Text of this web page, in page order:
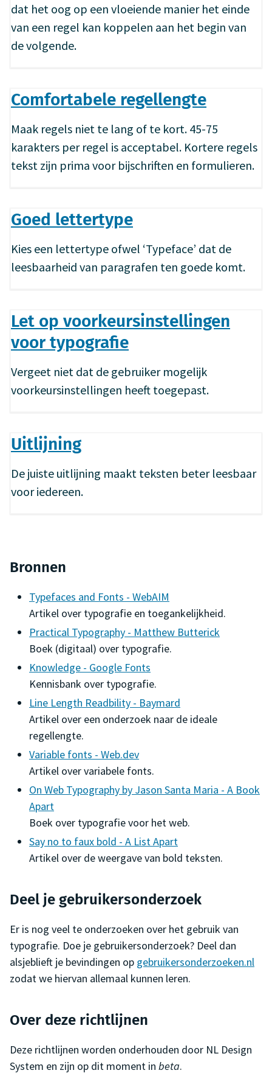
dat het oog op een vloeiende manier het einde
van een regel kan koppelen aan het begin van
de volgende.
Comfortabele regellengte
Maak regels niet te lang of te kort. 45-75
karakters per regel is acceptabel. Kortere regels
tekst zijn prima voor bijschriften en formulieren.
Goed lettertype
Kies een lettertype ofwel ‘Typeface’ dat de
leesbaarheid van paragrafen ten goede komt.
Let op voorkeursinstellingen
voor typografie
Vergeet niet dat de gebruiker mogelijk
voorkeursinstellingen heeft toegepast.
Uitlijning
De juiste uitlijning maakt teksten beter leesbaar
voor iedereen.
Bronnen
Typefaces and Fonts - WebAIM
Artikel over typografie en toegankelijkheid.
Practical Typography - Matthew Butterick
Boek (digitaal) over typografie.
Knowledge - Google Fonts
Kennisbank over typografie.
Line Length Readbility - Baymard
Artikel over een onderzoek naar de ideale
regellengte.
Variable fonts - Web.dev
Artikel over variabele fonts.
On Web Typography by Jason Santa Maria - A Book
Apart
Boek over typografie voor het web.
Say no to faux bold - A List Apart
Artikel over de weergave van bold teksten.
Deel je gebruikersonderzoek
Er is nog veel te onderzoeken over het gebruik van
typografie. Doe je gebruikersonderzoek? Deel dan
alsjeblieft je bevindingen op gebruikersonderzoeken.nl
zodat we hiervan allemaal kunnen leren.
Over deze richtlijnen
Deze richtlijnen worden onderhouden door NL Design
System en zijn op dit moment in beta.